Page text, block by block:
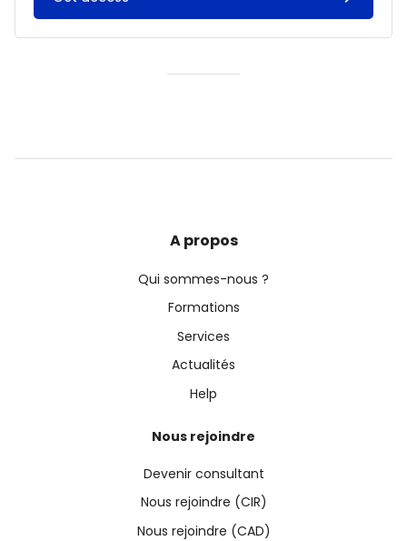
A propos
Qui sommes-nous ?
Formations
Services
Actualités
Help
Nous rejoindre
Devenir consultant
Nous rejoindre (CIR)
Nous rejoindre (CAD)